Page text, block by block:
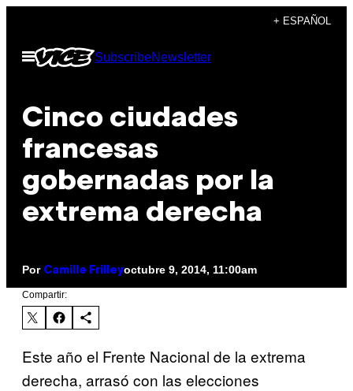
contenido
+ ESPAÑOL
Abrir
Menú
SubscribeNewsletter
Cinco ciudades
francesas
gobernadas por la
extrema derecha
Por Camille Frilleyoctubre 9, 2014, 11:00am
Compartir:
Este año el Frente Nacional de la extrema
derecha, arrasó con las elecciones